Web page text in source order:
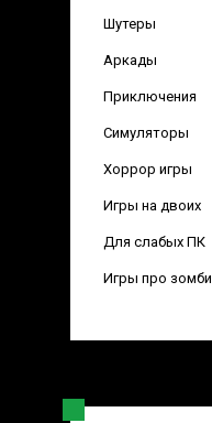
Шутеры
Аркады
Приключения
Симуляторы
Хоррор игры
Игры на двоих
Для слабых ПК
Игры про зомби